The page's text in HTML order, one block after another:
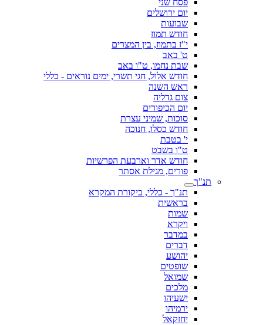
פסח שני
יום ירושלים
שבועות
חודש תמוז
י"ז בתמוז, בין המצרים
ט' באב
שבת נחמו, ט"ו באב
חודש אלול, חגי תשרי, ימים נוראים - כללי
ראש השנה
צום גדליה
יום הכיפורים
סוכות, שמיני עצרת
חודש כסלו, חנוכה
י' בטבת
ט"ו בשבט
חודש אדר וארבעת הפרשיות
פורים, מגילת אסתר
תנ"ך
תנ"ך - כללי, ביקורת המקרא
בראשית
שמות
ויקרא
במדבר
דברים
יהושע
שופטים
שמואל
מלכים
ישעיהו
ירמיהו
יחזקאל